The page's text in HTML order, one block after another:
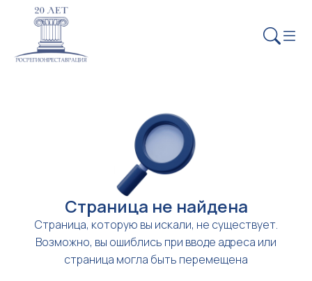
Страница не найдена
Страница, которую вы искали, не существует.
Возможно, вы ошиблись при вводе адреса или
страница могла быть перемещена